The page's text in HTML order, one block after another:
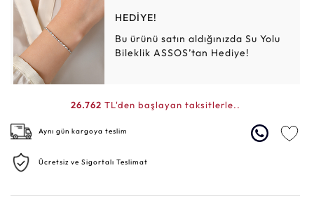
HEDİYE!
Bu ürünü satın aldığınızda Su Yolu
Bileklik ASSOS’tan Hediye!
26.762 TL'den başlayan taksitlerle..
Aynı gün kargoya teslim
Ücretsiz ve Sigortalı Teslimat